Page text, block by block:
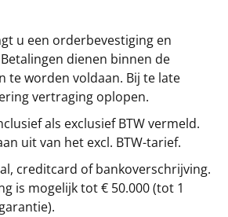
u een orderbevestiging en
dienen binnen de
te worden voldaan. Bij te late
vertraging oplopen.
als exclusief BTW vermeld.
uit van het excl. BTW-tarief.
creditcard of bankoverschrijving.
is mogelijk tot € 50.000 (tot 1